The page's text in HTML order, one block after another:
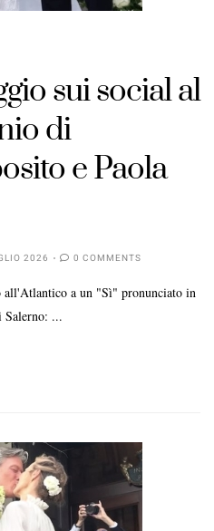
sui social al
di
e Paola
2026 0 COMMENTS
all'Atlantico a un "Sì" pronunciato in
Salerno: ...